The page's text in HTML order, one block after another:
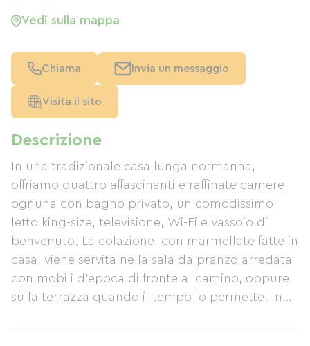
Descrizione
In una tradizionale casa lunga normanna,
offriamo quattro affascinanti e raffinate camere,
ognuna con bagno privato, un comodissimo
letto king-size, televisione, Wi-Fi e vassoio di
benvenuto. La colazione, con marmellate fatte in
casa, viene servita nella sala da pranzo arredata
con mobili d'epoca di fronte al camino, oppure
sulla terrazza quando il tempo lo permette. In
Vedi sulla mappa
Chiama Invia un messaggio
Visita il sito